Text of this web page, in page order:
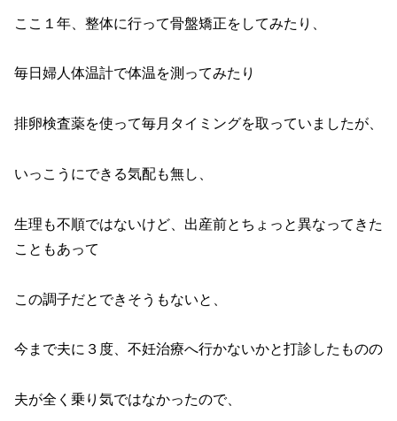
ここ１年、整体に行って骨盤矯正をしてみたり、
毎日婦人体温計で体温を測ってみたり
排卵検査薬を使って毎月タイミングを取っていましたが、
いっこうにできる気配も無し、
生理も不順ではないけど、出産前とちょっと異なってきた
こともあって
この調子だとできそうもないと、
今まで夫に３度、不妊治療へ行かないかと打診したものの
夫が全く乗り気ではなかったので、